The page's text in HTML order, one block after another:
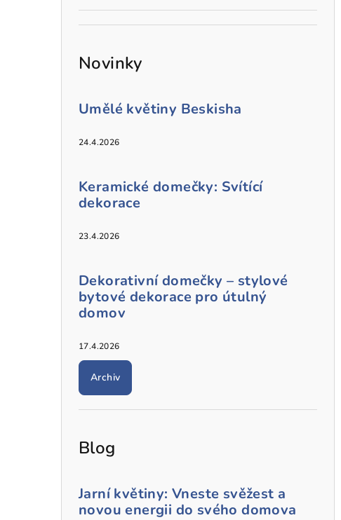
Novinky
Umělé květiny Beskisha
24.4.2026
Keramické domečky: Svítící
dekorace
23.4.2026
Dekorativní domečky – stylové
bytové dekorace pro útulný
domov
17.4.2026
Archiv
Blog
Jarní květiny: Vneste svěžest a
novou energii do svého domova